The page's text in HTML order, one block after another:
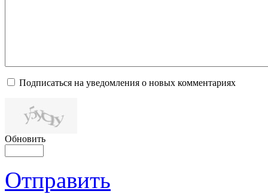
Подписаться на уведомления о новых комментариях
Обновить
Отправить